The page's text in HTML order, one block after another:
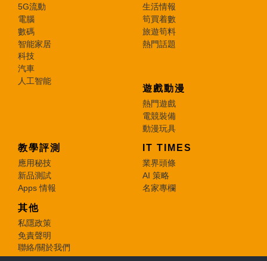
5G流動
電腦
數碼
智能家居
科技
汽車
人工智能
生活情報
筍買着數
旅遊筍料
熱門話題
遊戲動漫
熱門遊戲
電競裝備
動漫玩具
教學評測
應用秘技
新品測試
Apps 情報
IT TIMES
業界頭條
AI 策略
名家專欄
其他
私隱政策
免責聲明
聯絡/關於我們